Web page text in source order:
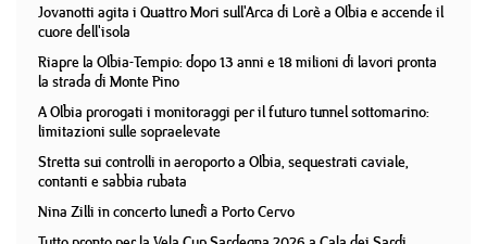
Jovanotti agita i Quattro Mori sull'Arca di Lorè a Olbia e accende il
cuore dell'isola
Riapre la Olbia-Tempio: dopo 13 anni e 18 milioni di lavori pronta
la strada di Monte Pino
A Olbia prorogati i monitoraggi per il futuro tunnel sottomarino:
limitazioni sulle sopraelevate
Stretta sui controlli in aeroporto a Olbia, sequestrati caviale,
contanti e sabbia rubata
Nina Zilli in concerto lunedì a Porto Cervo